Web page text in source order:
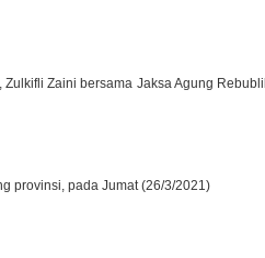
Zaini bersama Jaksa Agung
provinsi, pada Jumat (26/3/2021)